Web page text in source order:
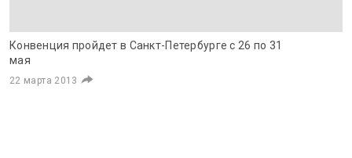
Конвенция пройдет в Санкт-Петербурге с 26 по 31
мая
22 марта 2013